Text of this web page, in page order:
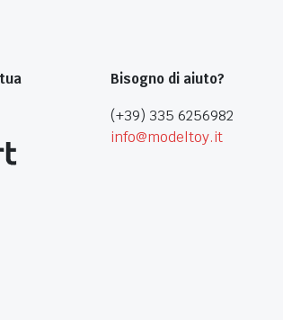
Bisogno di aiuto?
(+39) 335 6256982
info@modeltoy.it